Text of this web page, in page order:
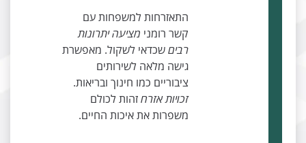
התאזרחות למשפחות עם
קשר רומני מציעה יתרונות
שכדאי לשקול. מאפשרת
גישה מלאה לשירותים
ציבוריים כמו חינוך ובריאות.
זכויות אזרחזהות לכולם
משפרות את איכות החיים.